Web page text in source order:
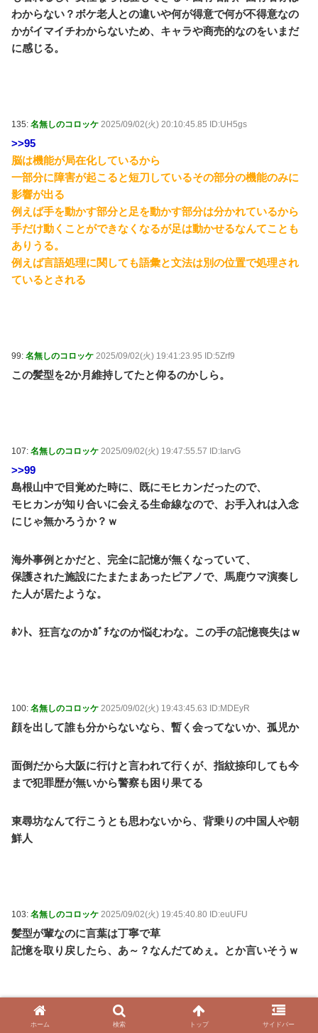
わからない？ボケ老人との違いや何が得意で何が不得意なの
かがイマイチわからないため、キャラや商売的なのをいまだ
に感じる。
135: 名無しのコロッケ 2025/09/02(火) 20:10:45.85 ID:UH5gs
>>95
脳は機能が局在化しているから
一部分に障害が起こると短刀しているその部分の機能のみに
影響が出る
例えば手を動かす部分と足を動かす部分は分かれているから
手だけ動くことができなくなるが足は動かせるなんてことも
ありうる。
例えば言語処理に関しても語彙と文法は別の位置で処理され
ているとされる
99: 名無しのコロッケ 2025/09/02(火) 19:41:23.95 ID:5Zrf9
この髪型を2か月維持してたと仰るのかしら。
107: 名無しのコロッケ 2025/09/02(火) 19:47:55.57 ID:IarvG
>>99
島根山中で目覚めた時に、既にモヒカンだったので、
モヒカンが知り合いに会える生命線なので、お手入れは入念
にじゃ無かろうか？ｗ
海外事例とかだと、完全に記憶が無くなっていて、
保護された施設にたまたまあったピアノで、馬鹿ウマ演奏し
た人が居たような。
ﾎﾝﾄ、狂言なのかｶﾞﾁなのか悩むわな。この手の記憶喪失はｗ
100: 名無しのコロッケ 2025/09/02(火) 19:43:45.63 ID:MDEyR
顔を出して誰も分からないなら、暫く会ってないか、孤児か
面倒だから大阪に行けと言われて行くが、指紋捺印しても今
まで犯罪歴が無いから警察も困り果てる
東尋坊なんて行こうとも思わないから、背乗りの中国人や朝
鮮人
103: 名無しのコロッケ 2025/09/02(火) 19:45:40.80 ID:euUFU
髪型が輩なのに言葉は丁寧で草
記憶を取り戻したら、あ～？なんだてめぇ。とか言いそうｗ
名無しのコロッケ 2025/09/02(火) 19:52:17.59 ID:IarvG
ホーム 検索 トップ サイドバー